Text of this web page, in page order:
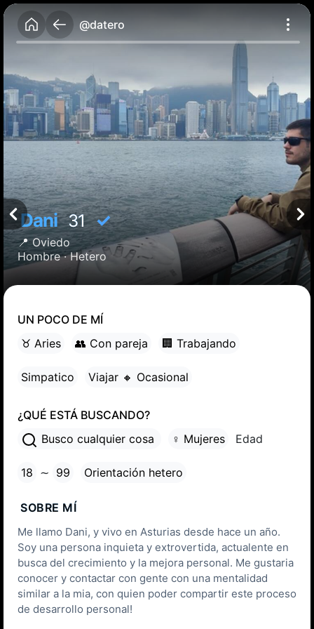
@datero
Dani31✓
📍Oviedo
Hombre ·Hetero
UN POCO DE MÍ
♉ Aries
👥 Con pareja 🏢 Trabajando
Simpatico Viajar 🔸 Ocasional
¿QUÉ ESTÁ BUSCANDO?
Busco cualquier cosa
♀ Mujeres Edad
18 ∼ 99 Orientación hetero
SOBRE MÍ
Me llamo Dani, y vivo en Asturias desde hace un año.
Soy una persona inquieta y extrovertida, actualente en
busca del crecimiento y la mejora personal. Me gustaria
conocer y contactar con gente con una mentalidad
similar a la mia, con quien poder compartir este proceso
de desarrollo personal!